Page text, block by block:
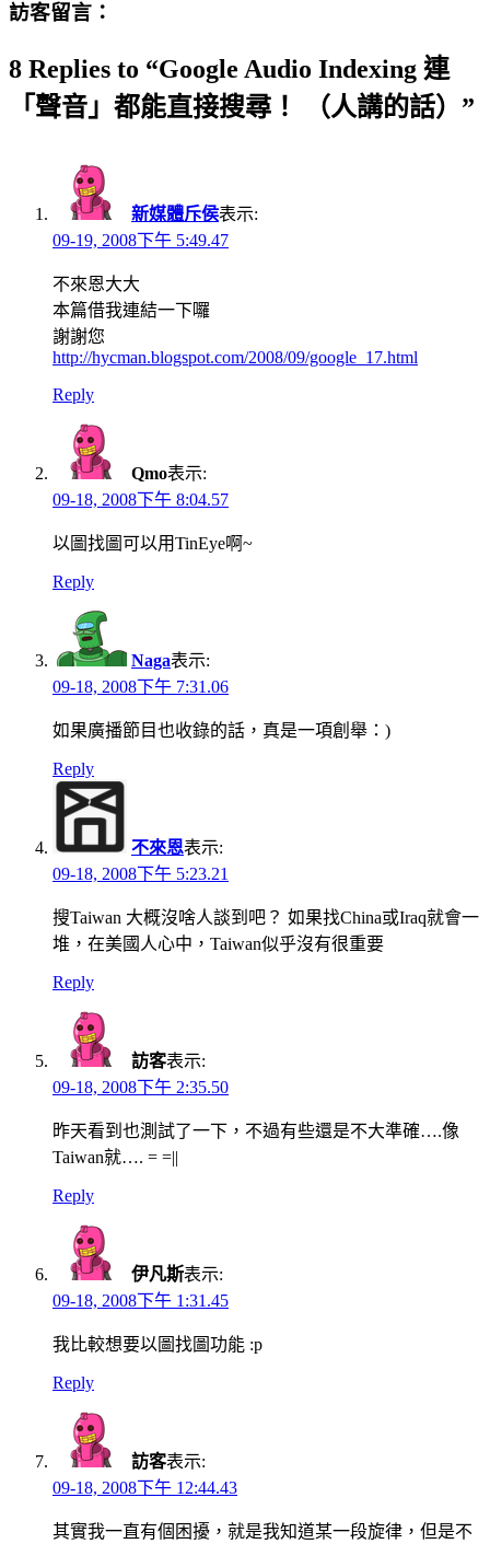
訪客留言：
8 Replies to “Google Audio Indexing 連
「聲音」都能直接搜尋！ （人講的話）”
新媒體斥侯表示:
09-19, 2008下午 5:49.47
不來恩大大
本篇借我連結一下囉
謝謝您
http://hycman.blogspot.com/2008/09/google_17.html
Reply
Qmo表示:
09-18, 2008下午 8:04.57
以圖找圖可以用TinEye啊~
Reply
Naga表示:
09-18, 2008下午 7:31.06
如果廣播節目也收錄的話，真是一項創舉：)
Reply
不來恩表示:
09-18, 2008下午 5:23.21
搜Taiwan 大概沒啥人談到吧？ 如果找China或Iraq就會一
堆，在美國人心中，Taiwan似乎沒有很重要
Reply
訪客表示:
09-18, 2008下午 2:35.50
昨天看到也測試了一下，不過有些還是不大準確….像
Taiwan就…. = =||
Reply
伊凡斯表示:
09-18, 2008下午 1:31.45
我比較想要以圖找圖功能 :p
Reply
訪客表示:
09-18, 2008下午 12:44.43
其實我一直有個困擾，就是我知道某一段旋律，但是不